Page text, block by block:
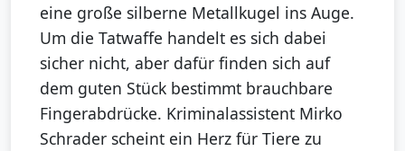
eine große silberne Metallkugel ins Auge.
Um die Tatwaffe handelt es sich dabei
sicher nicht, aber dafür finden sich auf
dem guten Stück bestimmt brauchbare
Fingerabdrücke. Kriminalassistent Mirko
Schrader scheint ein Herz für Tiere zu